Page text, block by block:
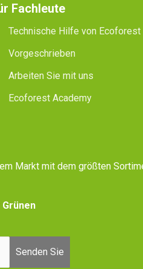
Fachleute
Technische Hilfe von Ecoforest
Vorgeschrieben
Arbeiten Sie mit uns
Ecoforest Academy
Markt mit dem größten
Senden Sie